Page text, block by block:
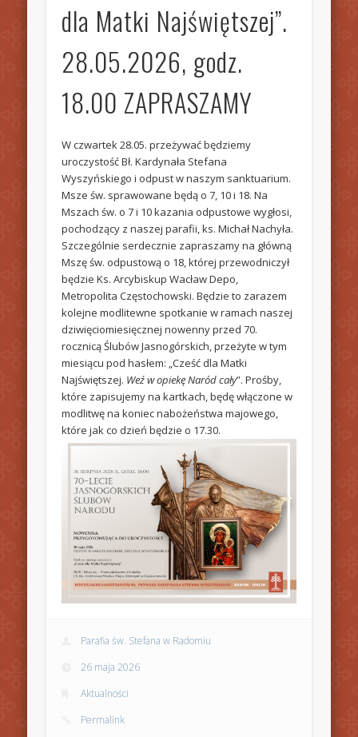
dla Matki Najświętszej”.
28.05.2026, godz.
18.00 ZAPRASZAMY
W czwartek 28.05. przeżywać będziemy
uroczystość Bł. Kardynała Stefana
Wyszyńskiego i odpust w naszym sanktuarium.
Msze św. sprawowane będą o 7, 10 i 18. Na
Mszach św. o 7 i 10 kazania odpustowe wygłosi,
pochodzący z naszej parafii, ks. Michał Nachyła.
Szczególnie serdecznie zapraszamy na główną
Mszę św. odpustową o 18, której przewodniczył
będzie Ks. Arcybiskup Wacław Depo,
Metropolita Częstochowski. Będzie to zarazem
kolejne modlitewne spotkanie w ramach naszej
dziwięciomiesięcznej nowenny przed 70.
rocznicą Ślubów Jasnogórskich, przeżyte w tym
miesiącu pod hasłem: „Cześć dla Matki
Najświętszej. Weź w opiekę Naród cały”. Prośby,
które zapisujemy na kartkach, będę włączone w
modlitwę na koniec nabożeństwa majowego,
które jak co dzień będzie o 17.30.
Parafia św. Stefana w Radomiu
26 maja 2026
Aktualności
Permalink